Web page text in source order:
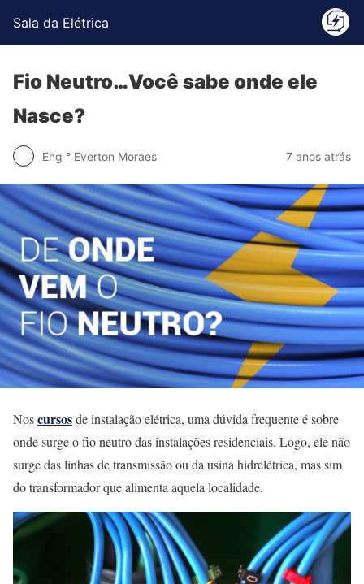
Sala da Elétrica
Fio Neutro…Você sabe onde ele
Nasce?
Eng ° Everton Moraes 7 anos atrás
Noscursosde instalação elétrica, uma dúvida frequente é sobre
onde surge o fio neutro das instalações residenciais. Logo, ele não
surge das linhas de transmissão ou da usina hidrelétrica, mas sim
do transformador que alimenta aquela localidade.